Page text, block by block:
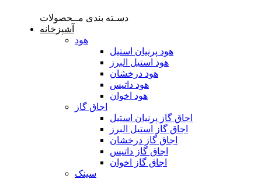
دسـته بندی مــحصولات
آشپزخانه
هود
هود پرنیان استیل
هود استیل البرز
هود درخشان
هود داتیس
هود اخوان
اجاق گاز
اجاق گاز پرنیان استیل
اجاق گاز استیل البرز
اجاق گاز درخشان
اجاق گاز داتیس
اجاق گاز اخوان
سینک